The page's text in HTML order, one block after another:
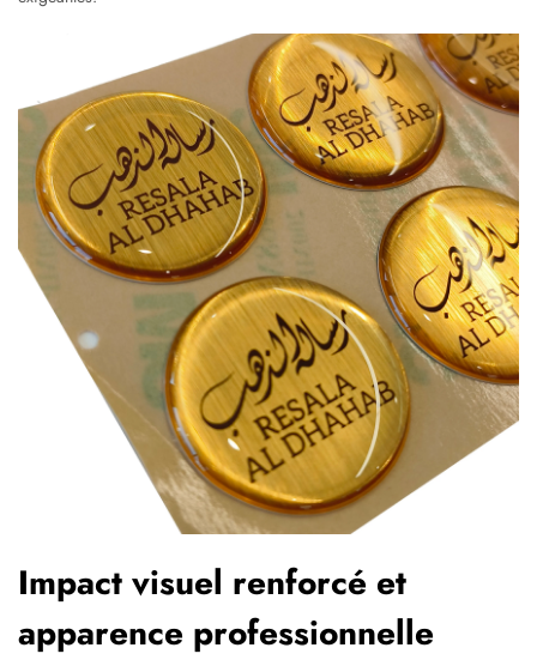
Impact visuel renforcé et
apparence professionnelle